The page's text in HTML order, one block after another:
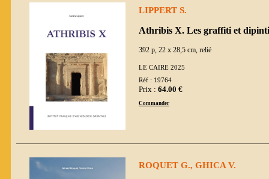
LIPPERT S.
Athribis X. Les graffiti et
392 p, 22 x 28,5 cm, relié
LE CAIRE 2025
Réf : 19764
Prix : 64.00 €
Commander
ROQUET G., GHICA V.